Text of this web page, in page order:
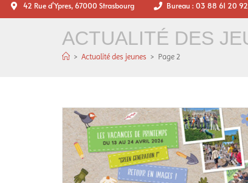
42 Rue d'Ypres, 67000 Strasbourg Bureau : 03 88 61 20 92
ACTUALITÉ DES
> Actualité des jeunes > Page 2